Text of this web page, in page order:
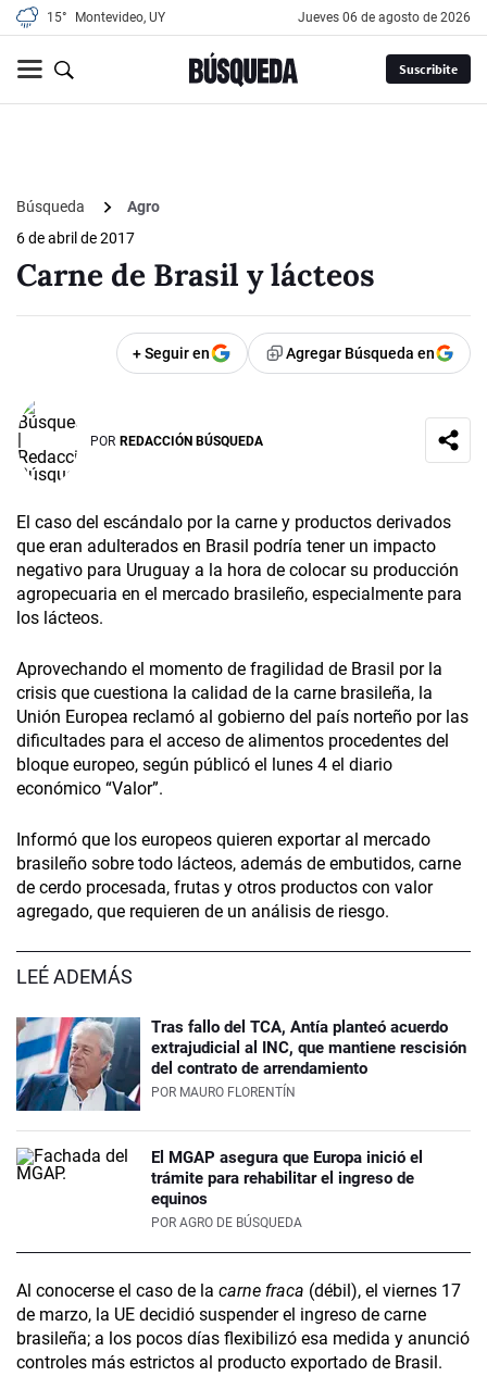
15° Montevideo, UY jueves 06 de agosto de 2026
Suscribite
Búsqueda
Agro
6 de abril de 2017
Carne de Brasil y lácteos
+ Seguir en Agregar Búsqueda en
POR REDACCIÓN BÚSQUEDA
El caso del escándalo por la carne y productos derivados
que eran adulterados en Brasil podría tener un impacto
negativo para Uruguay a la hora de colocar su producción
agropecuaria en el mercado brasileño, especialmente para
los lácteos.
Aprovechando el momento de fragilidad de Brasil por la
crisis que cuestiona la calidad de la carne brasileña, la
Unión Europea reclamó al gobierno del país norteño por las
dificultades para el acceso de alimentos procedentes del
bloque europeo, según públicó el lunes 4 el diario
económico “Valor”.
Informó que los europeos quieren exportar al mercado
brasileño sobre todo lácteos, además de embutidos, carne
de cerdo procesada, frutas y otros productos con valor
agregado, que requieren de un análisis de riesgo.
LEÉ ADEMÁS
Tras fallo del TCA, Antía planteó acuerdo
extrajudicial al INC, que mantiene rescisión
del contrato de arrendamiento
POR MAURO FLORENTÍN
El MGAP asegura que Europa inició el
trámite para rehabilitar el ingreso de
equinos
POR AGRO DE BÚSQUEDA
Al conocerse el caso de la carne fraca (débil), el viernes 17
de marzo, la UE decidió suspender el ingreso de carne
brasileña; a los pocos días flexibilizó esa medida y anunció
controles más estrictos al producto exportado de Brasil.